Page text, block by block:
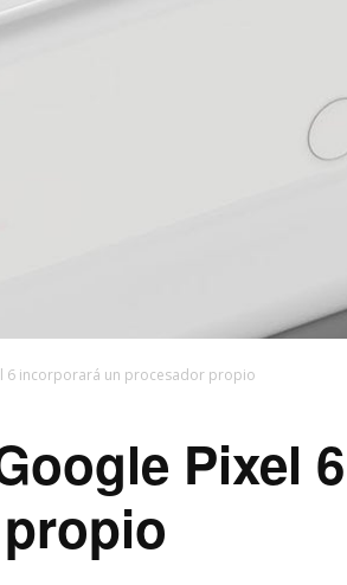
6 incorporará un procesador propio
Pixel